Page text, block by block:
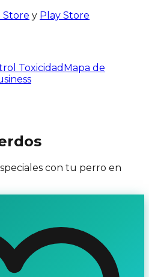
Store y Play Store
Toxicidad Mapa de
con tu perro en